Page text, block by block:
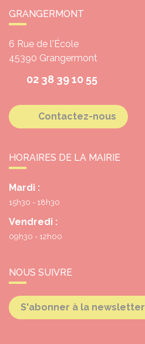
GRANGERMONT
6 Rue de l'École
45390 Grangermont
02 38 39 10 55
Contactez-nous
HORAIRES DE LA MAIRIE
Mardi :
15h30 - 18h30
Vendredi :
09h30 - 12h00
NOUS SUIVRE
S'abonner à la newsletter